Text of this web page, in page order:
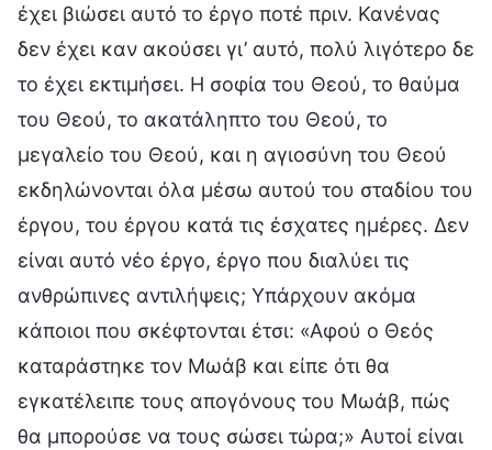
έχει βιώσει αυτό το έργο ποτέ πριν. Κανένας
δεν έχει καν ακούσει γι’ αυτό, πολύ λιγότερο δε
το έχει εκτιμήσει. Η σοφία του Θεού, το θαύμα
του Θεού, το ακατάληπτο του Θεού, το
μεγαλείο του Θεού, και η αγιοσύνη του Θεού
εκδηλώνονται όλα μέσω αυτού του σταδίου του
έργου, του έργου κατά τις έσχατες ημέρες. Δεν
είναι αυτό νέο έργο, έργο που διαλύει τις
ανθρώπινες αντιλήψεις; Υπάρχουν ακόμα
κάποιοι που σκέφτονται έτσι: «Αφού ο Θεός
καταράστηκε τον Μωάβ και είπε ότι θα
εγκατέλειπε τους απογόνους του Μωάβ, πώς
θα μπορούσε να τους σώσει τώρα;» Αυτοί είναι